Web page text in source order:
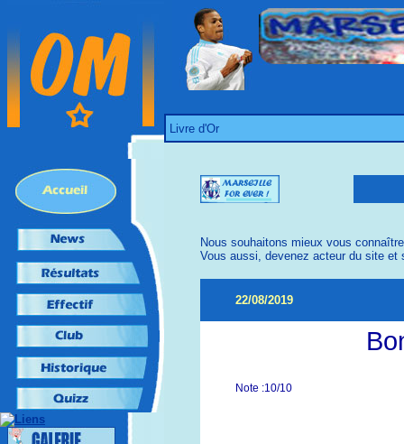
Livre d'Or
Nous souhaitons mieux vous
Vous aussi, devenez acteur du site et
22/08/2019
Note :10/10